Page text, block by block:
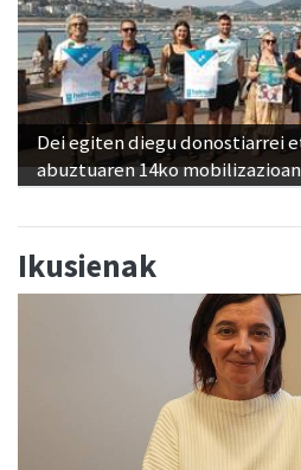
Dei egiten diegu donostiarrei
abuztuaren 14ko
Ikusienak